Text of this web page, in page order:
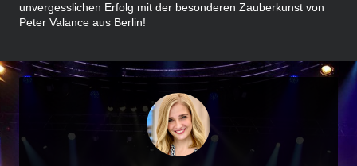
unvergesslichen Erfolg mit der besonderen Zauberkunst von
Peter Valance aus Berlin!